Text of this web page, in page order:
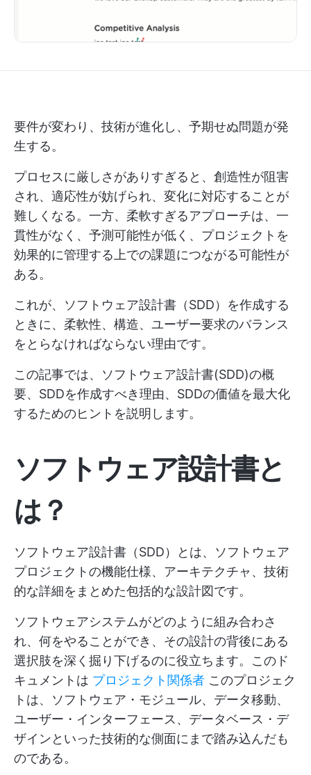
要件が変わり、技術が進化し、予期せぬ問題が発
生する。
プロセスに厳しさがありすぎると、創造性が阻害
され、適応性が妨げられ、変化に対応することが
難しくなる。一方、柔軟すぎるアプローチは、一
貫性がなく、予測可能性が低く、プロジェクトを
効果的に管理する上での課題につながる可能性が
ある。
これが、ソフトウェア設計書（SDD）を作成する
ときに、柔軟性、構造、ユーザー要求のバランス
をとらなければならない理由です。
この記事では、ソフトウェア設計書(SDD)の概
要、SDDを作成すべき理由、SDDの価値を最大化
するためのヒントを説明します。
ソフトウェア設計書と
は？
ソフトウェア設計書（SDD）とは、ソフトウェア
プロジェクトの機能仕様、アーキテクチャ、技術
的な詳細をまとめた包括的な設計図です。
ソフトウェアシステムがどのように組み合わさ
れ、何をやることができ、その設計の背後にある
選択肢を深く掘り下げるのに役立ちます。このド
キュメントは プロジェクト関係者 このプロジェク
トは、ソフトウェア・モジュール、データ移動、
ユーザー・インターフェース、データベース・デ
ザインといった技術的な側面にまで踏み込んだも
のである。